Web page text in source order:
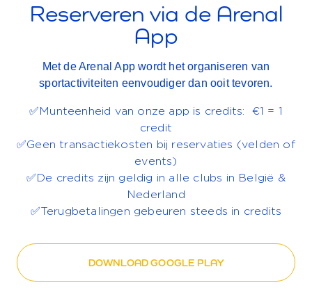
Reserveren via de Arenal
App
Met de Arenal App wordt het organiseren van
sportactiviteiten eenvoudiger dan ooit tevoren.
✅Munteenheid van onze app is credits: €1 = 1
credit
✅Geen transactiekosten bij reservaties (velden of
events)
✅De credits zijn geldig in alle clubs in België &
Nederland
✅Terugbetalingen gebeuren steeds in credits
DOWNLOAD GOOGLE PLAY